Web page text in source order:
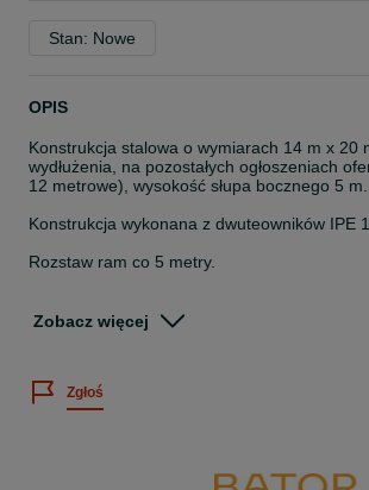
Stan: Nowe
OPIS
Konstrukcja stalowa o wymiarach 14 m x 20
wydłużenia, na pozostałych ogłoszeniach
12 metrowe), wysokość słupa bocznego 5 m.
Konstrukcja wykonana z dwuteowników IPE
Rozstaw ram co 5 metry.
- rygle dachowe
Zobacz więcej
Zgłoś